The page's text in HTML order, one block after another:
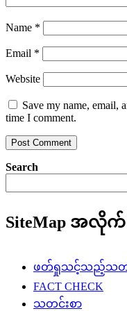
Name *
Email *
Website
Save my name, email,
time I comment.
Search
SiteMap အလိုက်
ဖတ်ရှုသင့်သည့်သတင်
FACT CHECK
သတင်းစာ